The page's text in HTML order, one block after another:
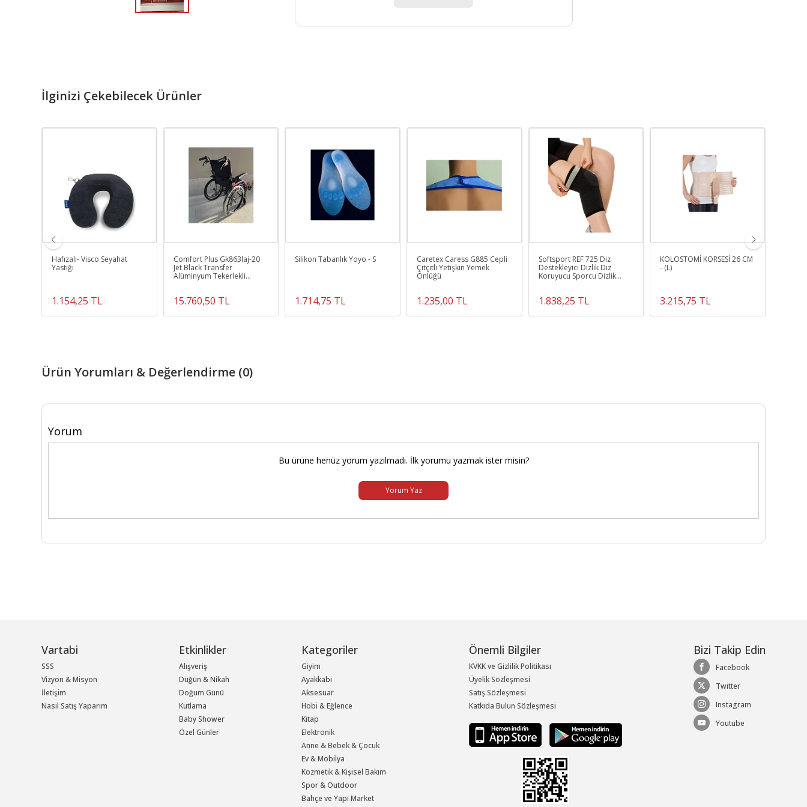
İlginizi Çekebilecek Ürünler
Hafızalı- Visco Seyahat
Yastığı
1.154,25 TL
Comfort Plus Gk863laj-20
Jet Black Transfer
Alüminyum Tekerlekli
15.760,50 TL
Silikon Tabanlık Yoyo - S
1.714,75 TL
Caretex Caress G885 Cepli
Çıtçıtlı Yetişkin Yemek
Önlüğü
1.235,00 TL
Softsport REF 725 Diz
Destekleyici Dizlik Diz
Koruyucu Sporcu Dizlik
1.838,25 TL
KOLOSTOMİ KORSESİ 26 CM
- (L)
3.215,75 TL
Ürün Yorumları & Değerlendirme (0)
Yorum
Bu ürüne henüz yorum yazılmadı. İlk yorumu yazmak ister misin?
Yorum Yaz
Vartabi
SSS
Vizyon & Misyon
İletişim
Nasıl Satış Yaparım
Etkinlikler
Alışveriş
Düğün & Nikah
Doğum Günü
Kutlama
Baby Shower
Özel Günler
Kategoriler
Giyim
Ayakkabı
Aksesuar
Hobi & Eğlence
Kitap
Elektronik
Anne & Bebek & Çocuk
Ev & Mobilya
Kozmetik & Kişisel Bakım
Spor & Outdoor
Bahçe ve Yapı Market
Önemli Bilgiler
KVKK ve Gizlilik Politikası
Üyelik Sözleşmesi
Satış Sözleşmesi
Katkıda Bulun Sözleşmesi
Bizi Takip Edin
Facebook
Twitter
Instagram
Youtube